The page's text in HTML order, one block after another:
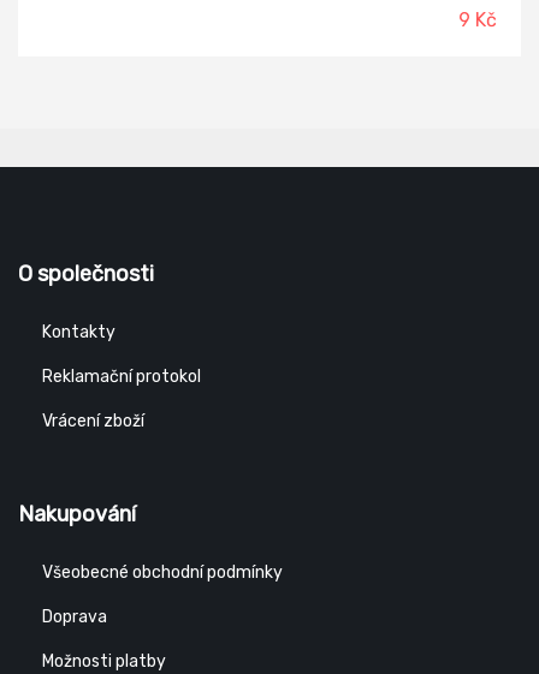
9 Kč
O společnosti
Kontakty
Reklamační protokol
Vrácení zboží
Nakupování
Všeobecné obchodní podmínky
Doprava
Možnosti platby